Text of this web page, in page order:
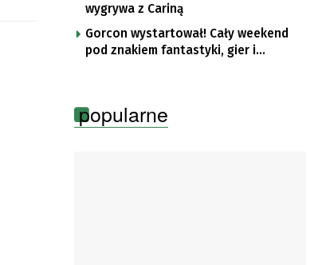
wygrywa z Cariną
Gorcon wystartował! Cały weekend
pod znakiem fantastyki, gier i
popularne